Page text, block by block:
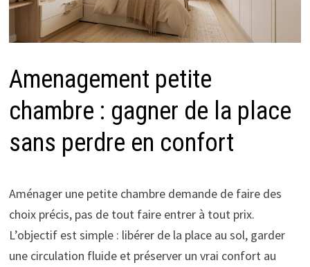
Amenagement petite
chambre : gagner de la place
sans perdre en confort
Aménager une petite chambre demande de faire des
choix précis, pas de tout faire entrer à tout prix.
L’objectif est simple : libérer de la place au sol, garder
une circulation fluide et préserver un vrai confort au